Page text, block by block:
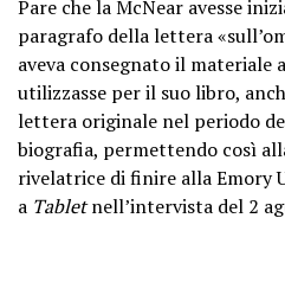
Pare che la McNear avesse
paragrafo della lettera
aveva consegnato il materiale
utilizzasse per il suo libro,
lettera originale nel periodo
biografia, permettendo così
rivelatrice di finire alla Emory
a Tabletnell’intervista del 2